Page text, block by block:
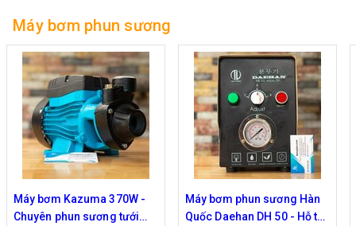
Máy bơm phun sương
Máy bơm phun sương Hàn
Quốc Daehan DH 50 - Hỗ trợ
Máy bơm phun sương làm
mát công suât lớn Hawin